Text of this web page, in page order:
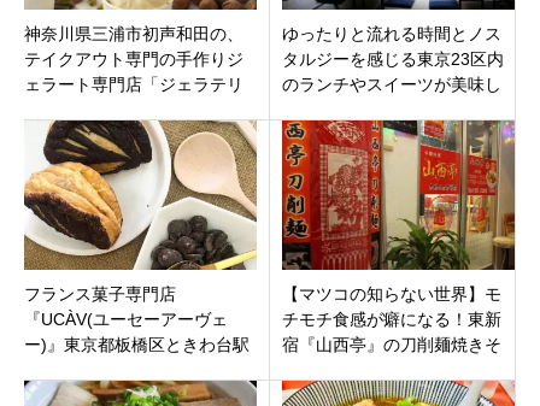
神奈川県三浦市初声和田の、
テイクアウト専門の手作りジ
ェラート専門店「ジェラテリ
プンです。
ゆったりと流れる時間とノス
タルジーを感じる東京23区内
のランチやスイーツが美味し
フランス菓子専門店
『UCÀV(ユーセーアーヴェ
ー)』東京都板橋区ときわ台駅
【マツコの知らない世界】モ
チモチ食感が癖になる！東新
宿『山西亭』の刀削麺焼きそ
きそばの世界！